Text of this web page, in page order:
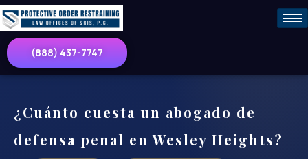
(888) 437-7747
¿Cuánto cuesta un abogado de
defensa penal en Wesley Heights?